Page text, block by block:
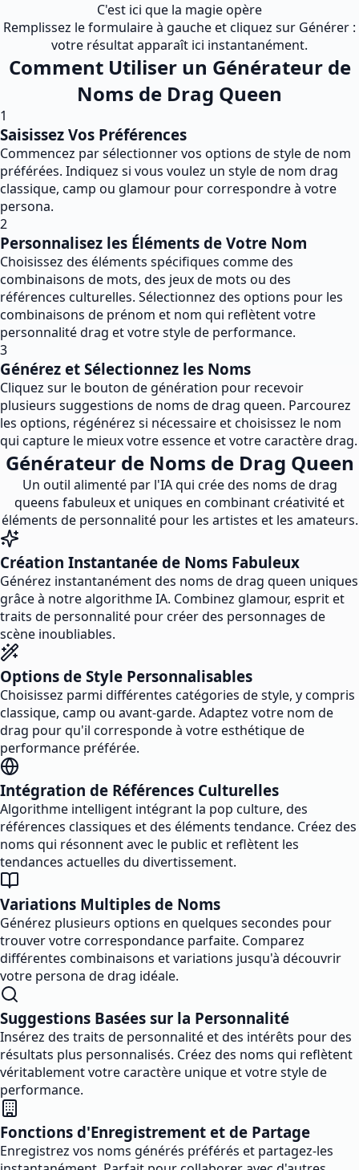
C'est ici que la magie opère
Remplissez le formulaire à gauche et cliquez sur Générer :
votre résultat apparaît ici instantanément.
Comment Utiliser un Générateur de
Noms de Drag Queen
1
Saisissez Vos Préférences
Commencez par sélectionner vos options de style de nom
préférées. Indiquez si vous voulez un style de nom drag
classique, camp ou glamour pour correspondre à votre
persona.
2
Personnalisez les Éléments de Votre Nom
Choisissez des éléments spécifiques comme des
combinaisons de mots, des jeux de mots ou des
références culturelles. Sélectionnez des options pour les
combinaisons de prénom et nom qui reflètent votre
personnalité drag et votre style de performance.
3
Générez et Sélectionnez les Noms
Cliquez sur le bouton de génération pour recevoir
plusieurs suggestions de noms de drag queen. Parcourez
les options, régénérez si nécessaire et choisissez le nom
qui capture le mieux votre essence et votre caractère drag.
Générateur de Noms de Drag Queen
Un outil alimenté par l'IA qui crée des noms de drag
queens fabuleux et uniques en combinant créativité et
éléments de personnalité pour les artistes et les amateurs.
Création Instantanée de Noms Fabuleux
Générez instantanément des noms de drag queen uniques
grâce à notre algorithme IA. Combinez glamour, esprit et
traits de personnalité pour créer des personnages de
scène inoubliables.
Options de Style Personnalisables
Choisissez parmi différentes catégories de style, y compris
classique, camp ou avant-garde. Adaptez votre nom de
drag pour qu'il corresponde à votre esthétique de
performance préférée.
Intégration de Références Culturelles
Algorithme intelligent intégrant la pop culture, des
références classiques et des éléments tendance. Créez des
noms qui résonnent avec le public et reflètent les
tendances actuelles du divertissement.
Variations Multiples de Noms
Générez plusieurs options en quelques secondes pour
trouver votre correspondance parfaite. Comparez
différentes combinaisons et variations jusqu'à découvrir
votre persona de drag idéale.
Suggestions Basées sur la Personnalité
Insérez des traits de personnalité et des intérêts pour des
résultats plus personnalisés. Créez des noms qui reflètent
véritablement votre caractère unique et votre style de
performance.
Fonctions d'Enregistrement et de Partage
Enregistrez vos noms générés préférés et partagez-les